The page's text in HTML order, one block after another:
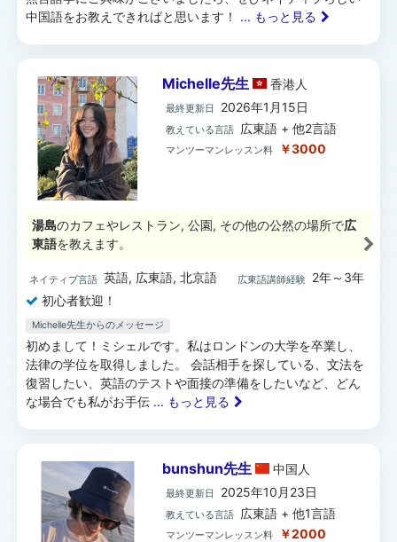
中国語をお教えできればと思います！ ... もっと見る
Michelle先生 香港人
最終更新日 2026年1月15日
教えている言語 広東語 + 他2言語
マンツーマンレッスン料 ￥3000
湯島のカフェやレストラン, 公園, その他の公然の場所で広
東語を教えます。
ネイティブ言語 英語, 広東語, 北京語 広東語講師経験
2年～3年
初心者歓迎！
Michelle先生からのメッセージ
初めまして！ミシェルです。私はロンドンの大学を卒業し、
法律の学位を取得しました。 会話相手を探している、文法を
復習したい、英語のテストや面接の準備をしたいなど、どん
な場合でも私がお手伝 ... もっと見る
bunshun先生 中国 人
最終更新日 2025年10月23日
教えている言語 広東語 + 他1言語
マンツーマンレッスン料 ￥2000